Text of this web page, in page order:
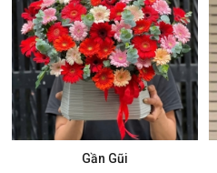
Gần Gũi
Mua ngay